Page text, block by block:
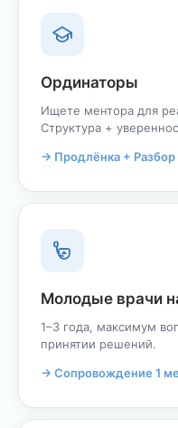
Ординаторы
Ищете ментора для
Структура +
→ Продлёнка + Разбор
Молодые врачи
1–3 года, максимум
принятии решений.
→ Сопровождение 1